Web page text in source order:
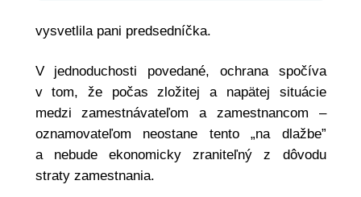
vysvetlila pani predsedníčka.
V jednoduchosti povedané, ochrana spočíva
v tom, že počas zložitej a napätej situácie
medzi zamestnávateľom a zamestnancom –
oznamovateľom neostane tento „na dlažbe”
a nebude ekonomicky zraniteľný z dôvodu
straty zamestnania.